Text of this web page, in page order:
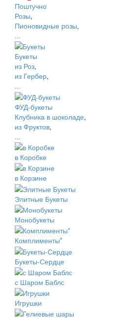
Поштучно
Розы,
Пионовидные розы,
...
Букеты
из Роз,
из Гербер,
...
ФУД-букеты
Клубника в шоколаде,
из Фруктов,
...
в Коробке
в Корзине
Элитные Букеты
Монобукеты
Комплименты*
Букеты-Сердце
с Шаром Баблс
Игрушки